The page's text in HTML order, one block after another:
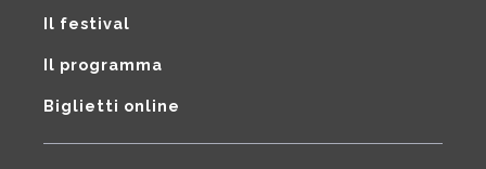
Il festival
Il programma
Biglietti online